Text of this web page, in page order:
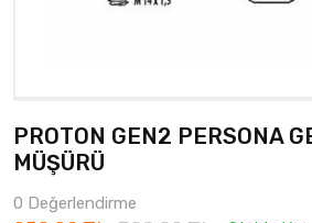
PROTON GEN2 PERSONA
MÜŞÜRÜ
0 Değerlendirme